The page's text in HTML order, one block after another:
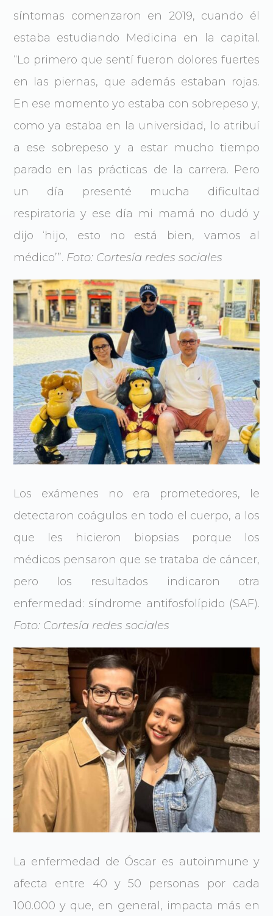
síntomas comenzaron en 2019, cuando él
estaba estudiando Medicina en la capital.
“Lo primero que sentí fueron dolores fuertes
en las piernas, que además estaban rojas.
En ese momento yo estaba con sobrepeso y,
como ya estaba en la universidad, lo atribuí
a ese sobrepeso y a estar mucho tiempo
parado en las prácticas de la carrera. Pero
un día presenté mucha dificultad
respiratoria y ese día mi mamá no dudó y
dijo ‘hijo, esto no está bien, vamos al
médico’”. Foto: Cortesía redes sociales
Los exámenes no era prometedores, le
detectaron coágulos en todo el cuerpo, a los
que les hicieron biopsias porque los
médicos pensaron que se trataba de cáncer,
pero los resultados indicaron otra
enfermedad: síndrome antifosfolípido (SAF).
Foto: Cortesía redes sociales
La enfermedad de Óscar es autoinmune y
afecta entre 40 y 50 personas por cada
100.000 y que, en general, impacta más en